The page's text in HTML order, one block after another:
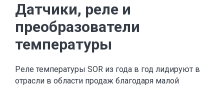
Датчики, реле и
преобразователи
температуры
Реле температуры SOR из года в год лидируют в
отрасли в области продаж благодаря малой